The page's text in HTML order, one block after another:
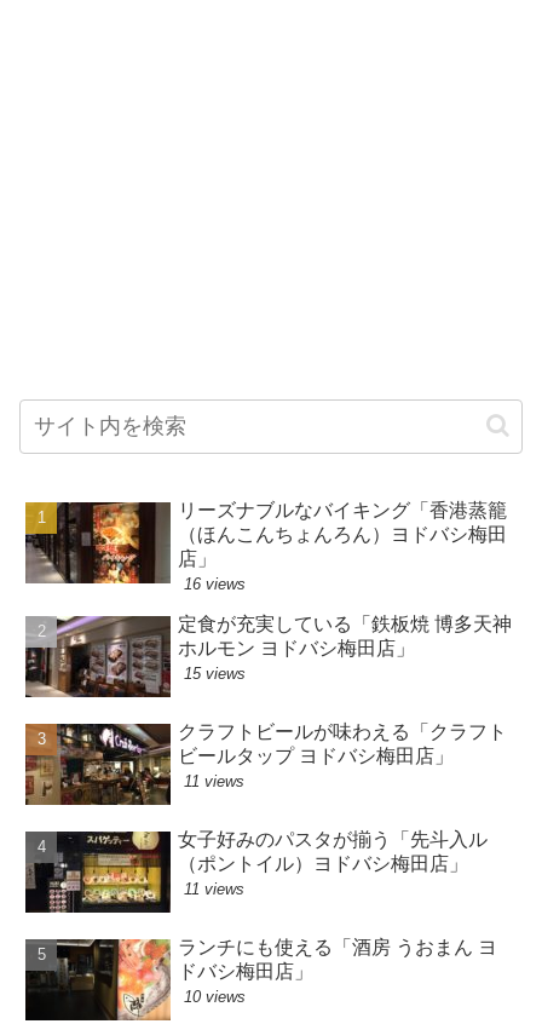
リーズナブルなバイキング「香港蒸籠
（ほんこんちょんろん）ヨドバシ梅田
店」
16 views
定食が充実している「鉄板焼 博多天神
ホルモン ヨドバシ梅田店」
15 views
クラフトビールが味わえる「クラフト
ビールタップ ヨドバシ梅田店」
11 views
女子好みのパスタが揃う「先斗入ル
（ポントイル）ヨドバシ梅田店」
11 views
ランチにも使える「酒房 うおまん ヨ
ドバシ梅田店」
10 views